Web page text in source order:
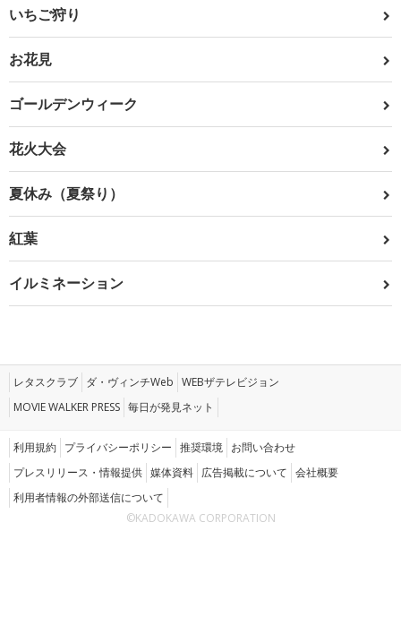
いちご狩り
お花見
ゴールデンウィーク
花火大会
夏休み（夏祭り）
紅葉
イルミネーション
レタスクラブ ダ・ヴィンチWeb WEBザテレビジョン
MOVIE WALKER PRESS 毎日が発見ネット
利用規約 プライバシーポリシー 推奨環境 お問い合わせ
プレスリリース・情報提供 媒体資料 広告掲載について 会社概要
利用者情報の外部送信について
©KADOKAWA CORPORATION